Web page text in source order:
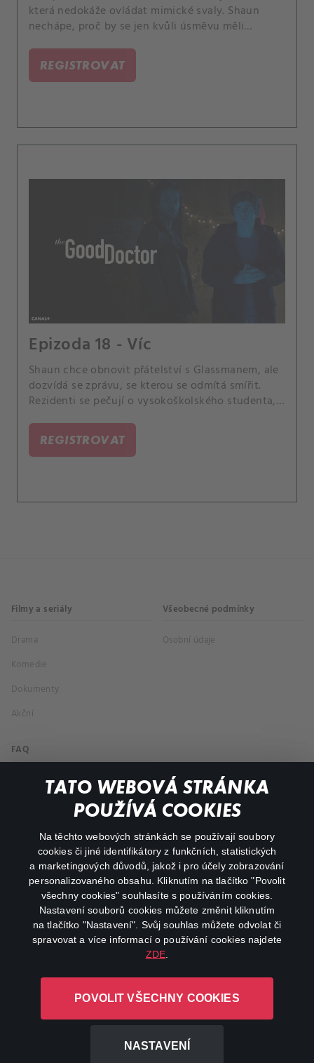
TATO WEBOVÁ STRÁNKA
POUŽÍVÁ COOKIES
Na těchto webových stránkách se používají soubory
cookies či jiné identifikátory z funkčních, statistických
a marketingových důvodů, jakož i pro účely zobrazování
personalizovaného obsahu. Kliknutím na tlačítko "Povolit
všechny cookies" souhlasíte s používáním cookies.
Nastavení souborů cookies můžete změnit kliknutím
na tlačítko "Nastavení". Svůj souhlas můžete odvolat či
spravovat a více informací o používání cookies najdete
ZDE
POVOLIT VŠECHNY COOKIES
NASTAVENÍ
která nedokáže ovládat mimické svaly. Shaun
nechápe, proč by se jen kvůli úsměvu měli
REGISTROVAT
Epizoda 18 - Víc
Shaun chce obnovit přátelství s Glassmanem, ale
dozvídá se zprávu, se kterou se odmítá smířit.
Rezidenti se pečují o vysokoškolského studenta,
REGISTROVAT
Filmy a seriály
Drama
Komedie
Dokumenty
Akční
Všeobecné podmínky
Osobní údaje
FAQ
Můj účet
Důležité odkazy
facebookinstagram
youtube
L-1246 Luxembourg R.C.S.